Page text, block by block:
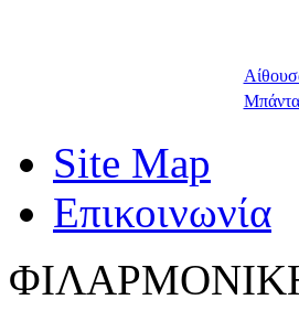
Site Map
Επικοινωνία